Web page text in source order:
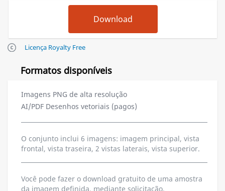
Licença Royalty Free
Formatos disponíveis
Imagens PNG de alta resolução
AI/PDF Desenhos vetoriais (pagos)
O conjunto inclui 6 imagens: imagem principal, vista
frontal, vista traseira, 2 vistas laterais, vista superior.
Você pode fazer o download gratuito de uma amostra
da imagem definida, mediante solicitação.